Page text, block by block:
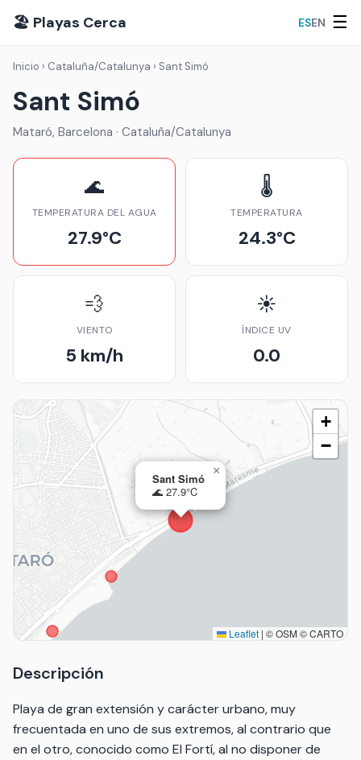
🏖️ Playas Cerca ESEN ☰
Inicio › Cataluña/Catalunya › Sant Simó
Sant Simó
Mataró, Barcelona · Cataluña/Catalunya
🌊
TEMPERATURA DEL AGUA
27.9°C
🌡️
TEMPERATURA
24.3°C
💨
VIENTO
5 km/h
☀️
ÍNDICE UV
0.0
Sant Simó
🌊 27.9°C
×
+
−
Leaflet | © OSM © CARTO
Descripción
Playa de gran extensión y carácter urbano, muy
frecuentada en uno de sus extremos, al contrario que
en el otro, conocido como El Fortí, al no disponer de